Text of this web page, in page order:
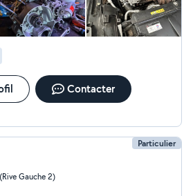
Contacter
Particulier
Gauche 2)